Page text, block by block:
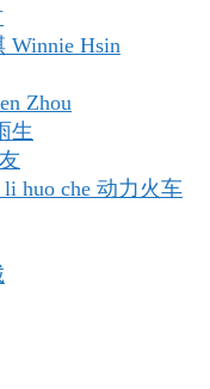
Winnie Hsin
Zhou
生
li huo che 动力火车